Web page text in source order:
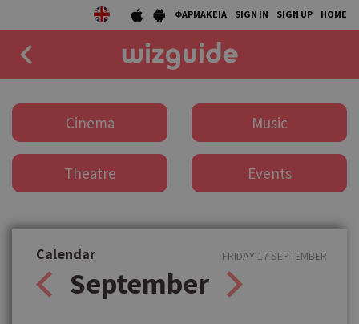
ΦΑΡΜΑΚΕΙΑ SIGN IN SIGN UP HOME
DRINK
COLLECTIONS
STORIES
Cinema Music
Theatre Events
Calendar
September
FRIDAY 17 SEPTEMBER